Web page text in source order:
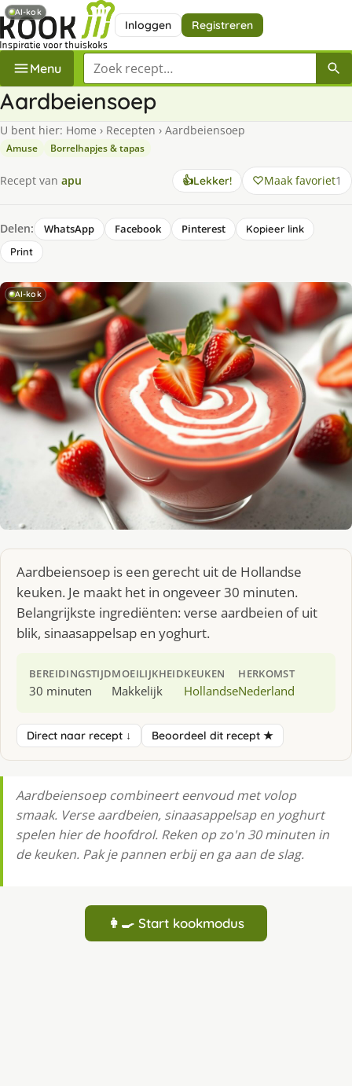
Inloggen Registreren
Menu Zoek een recept
Aardbeiensoep
U bent hier: Home › Recepten › Aardbeiensoep
Amuse Borrelhapjes & tapas
Recept van apu 👍Lekker! Maak favoriet1
Delen: WhatsApp Facebook Pinterest
Kopieer link
Print
AI-kok
Aardbeiensoep is een gerecht uit de Hollandse
keuken. Je maakt het in ongeveer 30 minuten.
Belangrijkste ingrediënten: verse aardbeien of uit
blik, sinaasappelsap en yoghurt.
BEREIDINGSTIJD
30 minuten
MOEILIJKHEID
Makkelijk
KEUKEN
Hollandse
HERKOMST
Nederland
Direct naar recept ↓ Beoordeel dit recept ★
Aardbeiensoep combineert eenvoud met volop
smaak. Verse aardbeien, sinaasappelsap en yoghurt
spelen hier de hoofdrol. Reken op zo'n 30 minuten in
de keuken. Pak je pannen erbij en ga aan de slag.
👩‍🍳 Start kookmodus
AI-kok